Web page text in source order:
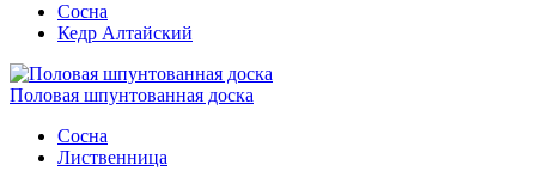
Сосна
Кедр Алтайский
Половая шпунтованная доска
Сосна
Лиственница